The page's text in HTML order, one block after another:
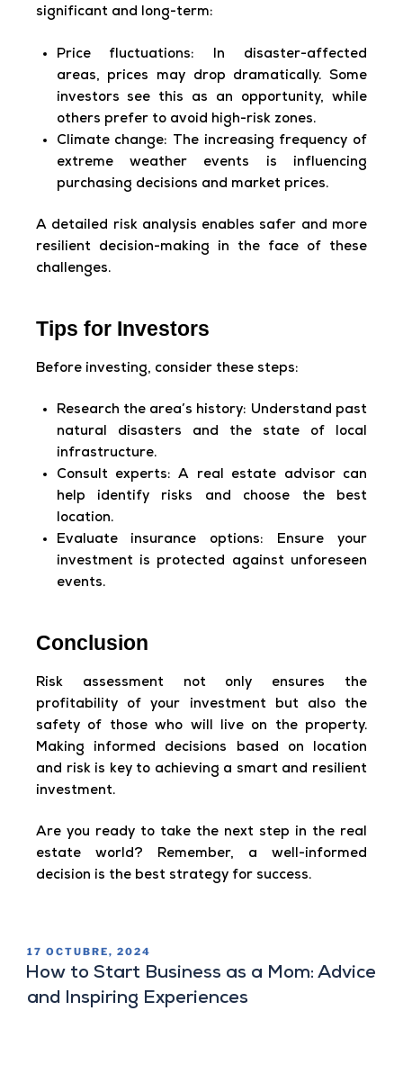
significant and long-term:
Price fluctuations: In disaster-affected
areas, prices may drop dramatically. Some
investors see this as an opportunity, while
others prefer to avoid high-risk zones.
Climate change: The increasing frequency of
extreme weather events is influencing
purchasing decisions and market prices.
A detailed risk analysis enables safer and more
resilient decision-making in the face of these
challenges.
Tips for Investors
Before investing, consider these steps:
Research the area’s history: Understand past
natural disasters and the state of local
infrastructure.
Consult experts: A real estate advisor can
help identify risks and choose the best
location.
Evaluate insurance options: Ensure your
investment is protected against unforeseen
events.
Conclusion
Risk assessment not only ensures the
profitability of your investment but also the
safety of those who will live on the property.
Making informed decisions based on location
and risk is key to achieving a smart and resilient
investment.
Are you ready to take the next step in the real
estate world? Remember, a well-informed
decision is the best strategy for success.
17 OCTUBRE, 2024
How to Start Business as a Mom: Advice
and Inspiring Experiences